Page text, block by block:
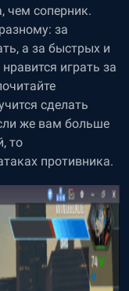
чем соперник.
за
а за быстрых и
играть за
сделать
же вам больше
то
противника.